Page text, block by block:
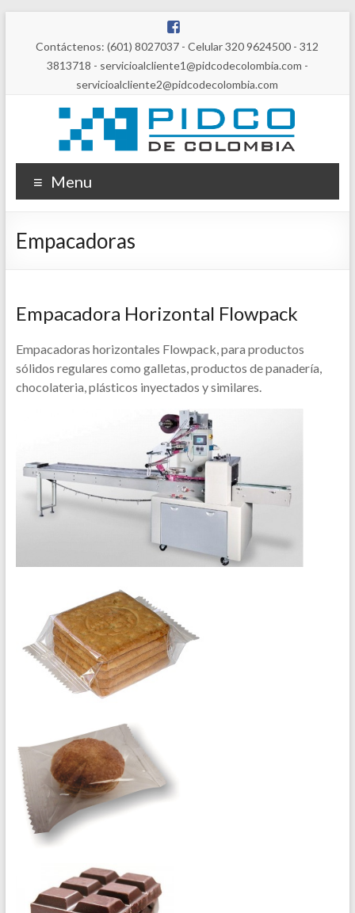
Contáctenos: (601) 8027037 - Celular 320 9624500 - 312
3813718 - servicioalcliente1@pidcodecolombia.com -
servicioalcliente2@pidcodecolombia.com
Menu
Empacadoras
Empacadora Horizontal Flowpack
Empacadoras horizontales Flowpack, para productos
sólidos regulares como galletas, productos de panadería,
chocolateria, plásticos inyectados y similares.